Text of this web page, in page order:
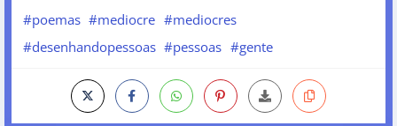
#poemas #mediocre #mediocres
#desenhandopessoas #pessoas #gente